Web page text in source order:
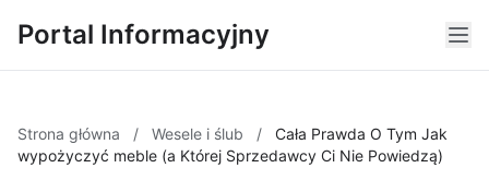
Portal Informacyjny
Strona główna / Wesele i ślub /
Cała Prawda O Tym Jak
wypożyczyć meble (a Której Sprzedawcy Ci Nie Powiedzą)